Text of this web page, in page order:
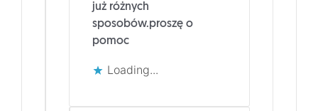
już różnych
sposobów.proszę o
pomoc
Loading...